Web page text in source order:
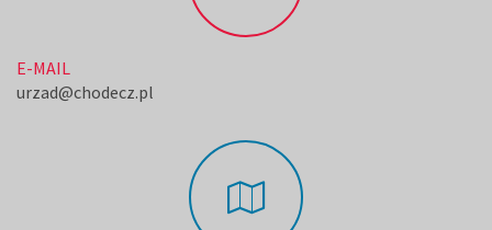
E-MAIL
urzad@chodecz.pl